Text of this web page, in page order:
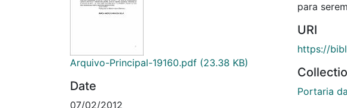
Arquivo-Principal-19160.pdf (23.38 KB)
Date
07/02/2012
para
URI
https://
Portaria